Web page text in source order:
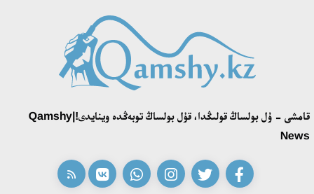
قونايەۆ قالاسىنىڭ اكىمى «سلاۆيان بازارى» بايقاۋىنىڭ جەڭىمپازى
اقەركە امالياتتى قابىلدادى
قازاق تىلىندەگى «قۇت» كونسەپتىسىنىڭ لينگۆومادەني سيپاتى
قامشى - ۇل بولساڭ قولىڭدا، قۇل بولساڭ توبەڭدە وينايدى!|Qamshy
News